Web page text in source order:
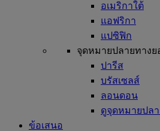
อเมริกาใต้
แอฟริกา
แปซิฟิก
จุดหมายปลายทางย
ปารีส
บรัสเซลส์
ลอนดอน
ดูจุดหมายปล
ข้อเสนอ